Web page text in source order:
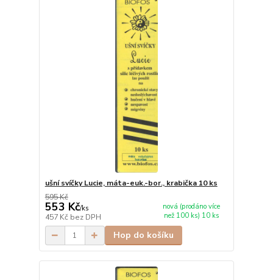
ušní svíčky Lucie, máta-euk.-bor., krabička 10 ks
595 Kč
553 Kč/ks
457 Kč bez DPH
nová (prodáno více
než 100 ks) 10 ks
Hop do košíku